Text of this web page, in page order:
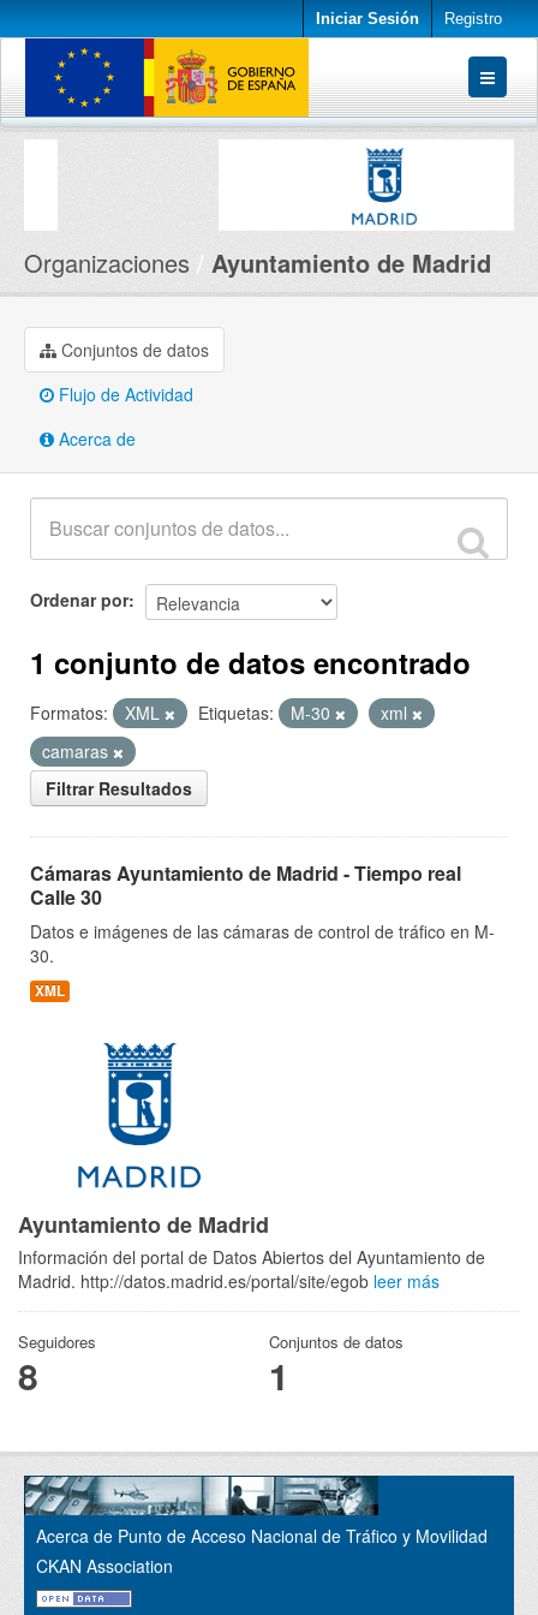
Iniciar Sesión Registro
Conjuntos de datos
Organizaciones Ayuntamiento de Madrid
Conjuntos de datos
Flujo de Actividad
Acerca de
Ordenar por
1 conjunto de datos encontrado
Formatos: XML Etiquetas: M-30
xml
camaras
Filtrar Resultados
Cámaras Ayuntamiento de Madrid - Tiempo real
Calle 30
Datos e imágenes de las cámaras de control de tráfico en M-
30.
XML
Ayuntamiento de Madrid
Información del portal de Datos Abiertos del Ayuntamiento de
Madrid. http://datos.madrid.es/portal/site/egob leer más
Seguidores
8
Conjuntos de datos
1
Acerca de Punto de Acceso Nacional de Tráfico y Movilidad
CKAN Association